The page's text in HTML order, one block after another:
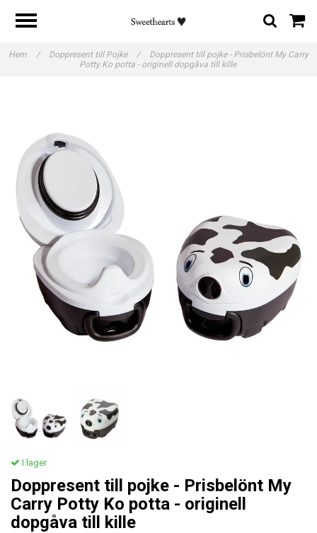
Hem / Doppresent till Pojke /
Doppresent till pojke - Prisbelönt My Carry
Potty Ko potta - originell dopgåva till kille
I lager
Doppresent till pojke - Prisbelönt My
Carry Potty Ko potta - originell
dopgåva till kille